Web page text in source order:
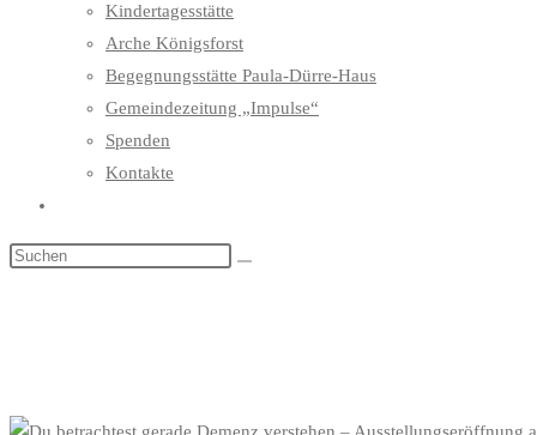
Kindertagesstätte
Arche Königsforst
Begegnungsstätte Paula-Dürre-Haus
Gemeindezeitung „Impulse“
Spenden
Kontakte
umschalten